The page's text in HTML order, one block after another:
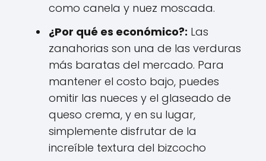
como canela y nuez moscada.
¿Por qué es económico?: Las
zanahorias son una de las verduras
más baratas del mercado. Para
mantener el costo bajo, puedes
omitir las nueces y el glaseado de
queso crema, y en su lugar,
simplemente disfrutar de la
increíble textura del bizcocho